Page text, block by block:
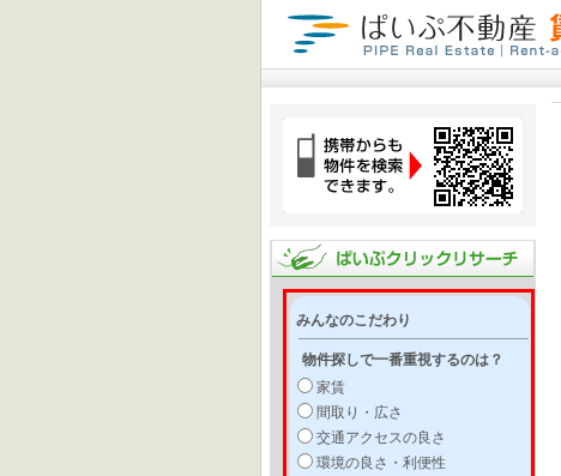
みんなのこだわり
物件探しで一番重視するのは？
家賃
間取り・広さ
交通アクセスの良さ
環境の良さ・利便性